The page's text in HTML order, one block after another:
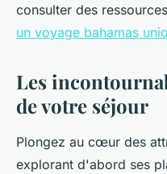
consulter des
un voyage bahamas
Les
de votre séjour
Plongez au cœur des
explorant d'abord ses